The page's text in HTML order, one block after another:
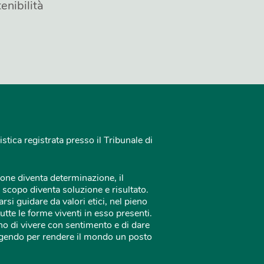
registrata presso il Tribunale di
diventa determinazione, il
diventa soluzione e risultato.
guidare da valori etici, nel pieno
le forme viventi in esso presenti.
di vivere con sentimento e di dare
per rendere il mondo un posto